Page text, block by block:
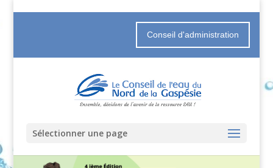
Conseil d'administration
Sélectionner une page